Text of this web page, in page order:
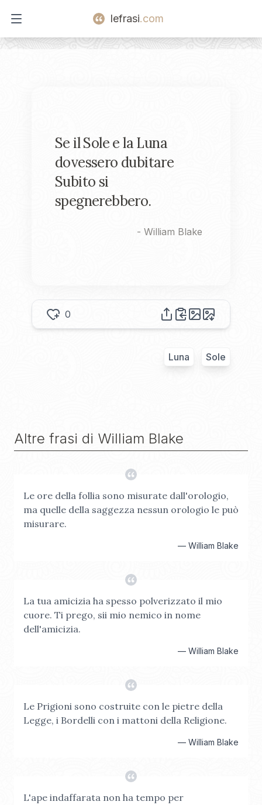
Open main menu
lefrasi.com
Se il Sole e la Luna
dovessero dubitare
Subito si
spegnerebbero.
- William Blake
0
Luna Sole
Altre frasi di William Blake
Le ore della follia sono misurate dall'orologio,
ma quelle della saggezza nessun orologio le può
misurare.
— William Blake
La tua amicizia ha spesso polverizzato il mio
cuore. Ti prego, sii mio nemico in nome
dell'amicizia.
— William Blake
Le Prigioni sono costruite con le pietre della
Legge, i Bordelli con i mattoni della Religione.
— William Blake
L'ape indaffarata non ha tempo per